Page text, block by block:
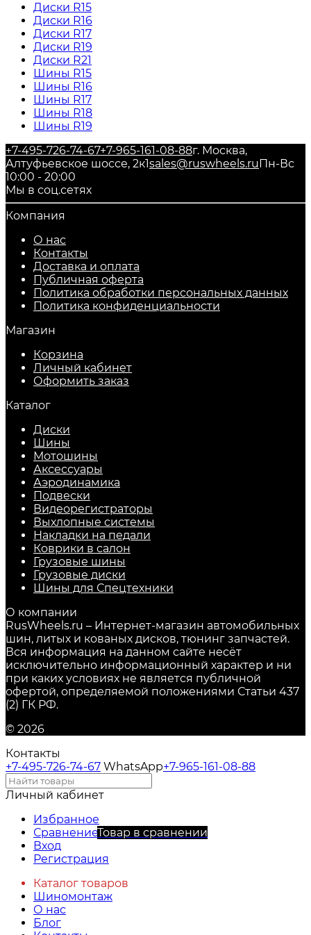
Диски R15
Диски R16
Диски R17
Диски R19
Диски R21
Шины R15
Шины R16
Шины R17
Шины R18
Шины R19
+7-495-726-74-67+7-965-161-08-88г. Москва,
Алтуфьевское шоссе, 2к1sales@ruswheels.ruПн-Вс
10:00 - 20:00
Мы в соц.сетях
Компания
О нас
Контакты
Доставка и оплата
Публичная оферта
Политика обработки персональных данных
​Политика конфиденциальности
Магазин
Корзина
Личный кабинет
Оформить заказ
Каталог
Диски
Шины
Мотошины
Аксессуары
Аэродинамика
Подвески
Видеорегистраторы
Выхлопные системы
Накладки на педали
Коврики в салон
Грузовые шины
Грузовые диски
Шины для Спецтехники
О компании
RusWheels.ru – Интернет-магазин автомобильных
шин, литых и кованых дисков, тюнинг запчастей.
Вся информация на данном сайте несёт
исключительно информационный характер и ни
при каких условиях не является публичной
офертой, определяемой положениями Статьи 437
(2) ГК РФ.
© 2026
Контакты
+7-495-726-74-67 WhatsApp+7-965-161-08-88
Личный кабинет
Избранное
СравнениеТовар в сравнении
Вход
Регистрация
Каталог товаров
Шиномонтаж
О нас
Блог